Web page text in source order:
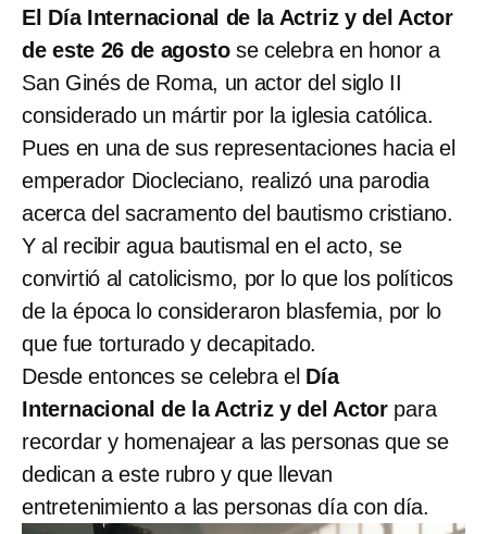
El Día Internacional de la Actriz y del Actor
de este 26 de agostose celebra en honor a
San Ginés de Roma, un actor del siglo II
considerado un mártir por la iglesia católica.
Pues en una de sus representaciones hacia el
emperador Diocleciano, realizó una parodia
acerca del sacramento del bautismo cristiano.
Y al recibir agua bautismal en el acto, se
convirtió al catolicismo, por lo que los políticos
de la época lo consideraron blasfemia, por lo
que fue torturado y decapitado.
Desde entonces se celebra el Día
Internacional de la Actriz y del Actor para
recordar y homenajear a las personas que se
dedican a este rubro y que llevan
entretenimiento a las personas día con día.